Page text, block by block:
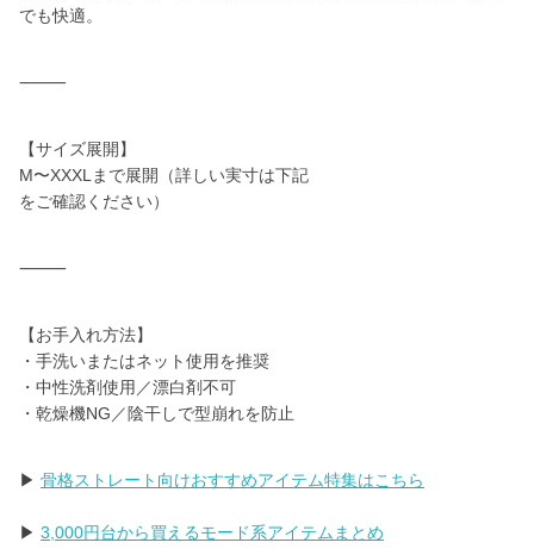
でも快適。
⸻
【サイズ展開】
M〜XXXLまで展開（詳しい実寸は下記
をご確認ください）
⸻
【お手入れ方法】
・手洗いまたはネット使用を推奨
・中性洗剤使用／漂白剤不可
・乾燥機NG／陰干しで型崩れを防止
▶ 骨格ストレート向けおすすめアイテム特集はこちら
▶ 3,000円台から買えるモード系アイテムまとめ